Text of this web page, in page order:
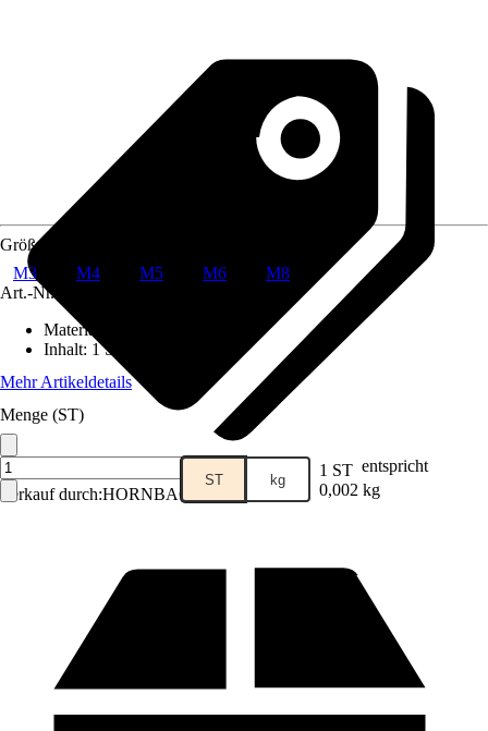
Verkauf durch:HORNBACH
Größe
M3
M4 M5 M6
M8
Art.-Nr.
Material
Inhalt: 1 Stück
Mehr Artikeldetails
Menge (ST)
ST kg 1 ST entspricht
0,002 kg